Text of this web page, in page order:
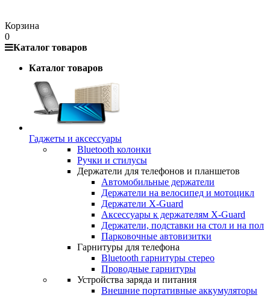
Корзина
0
Каталог товаров
Каталог товаров
Гаджеты и аксессуары
Bluetooth колонки
Ручки и стилусы
Держатели для телефонов и планшетов
Автомобильные держатели
Держатели на велосипед и мотоцикл
Держатели X-Guard
Аксессуары к держателям X-Guard
Держатели, подставки на стол и на пол
Парковочные автовизитки
Гарнитуры для телефона
Bluetooth гарнитуры стерео
Проводные гарнитуры
Устройства заряда и питания
Внешние портативные аккумуляторы